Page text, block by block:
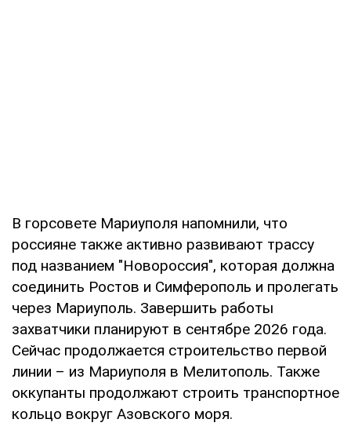
В горсовете Мариуполя напомнили, что
россияне также активно развивают трассу
под названием "Новороссия", которая должна
соединить Ростов и Симферополь и пролегать
через Мариуполь. Завершить работы
захватчики планируют в сентябре 2026 года.
Сейчас продолжается строительство первой
линии – из Мариуполя в Мелитополь. Также
оккупанты продолжают строить транспортное
кольцо вокруг Азовского моря.